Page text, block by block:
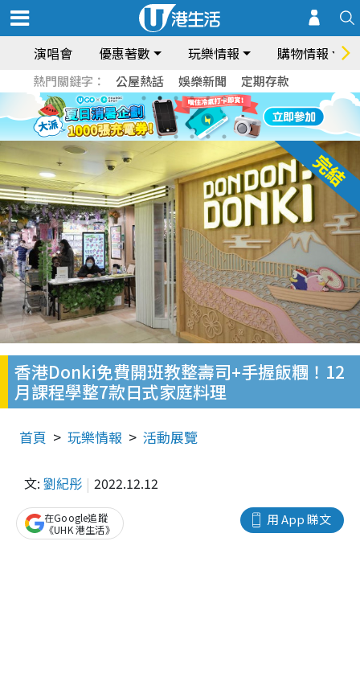
演唱會 優惠著數 玩樂情報 購物情報
熱門關鍵字： 公屋熱話 娛樂新聞 定期存款
香港Donki免費開班教整壽司+手握飯糰！12
月課程學整7款日式家庭料理
首頁 玩樂情報 活動展覽
文: 劉紀彤 2022.12.12
用 App 睇文
在Google追蹤
《UHK 港生活》